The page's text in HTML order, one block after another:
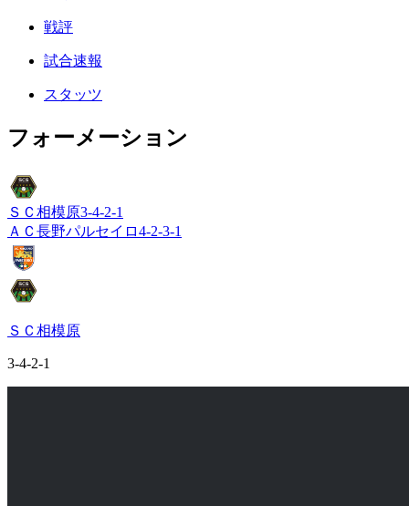
戦評
試合速報
スタッツ
フォーメーション
ＳＣ相模原3-4-2-1
ＡＣ長野パルセイロ4-2-3-1
ＳＣ相模原
3-4-2-1